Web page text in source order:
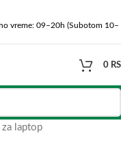
vreme: 09–20h (Subotom 10–
0
za laptop